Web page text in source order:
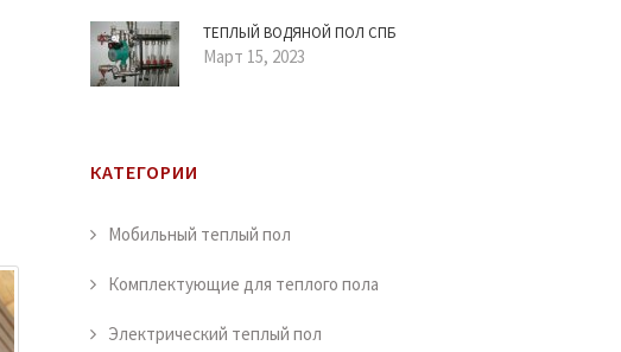
ТЕПЛЫЙ ВОДЯНОЙ ПОЛ СПБ
Март 15, 2023
КАТЕГОРИИ
Мобильный теплый пол
Комплектующие для теплого пола
Электрический теплый пол